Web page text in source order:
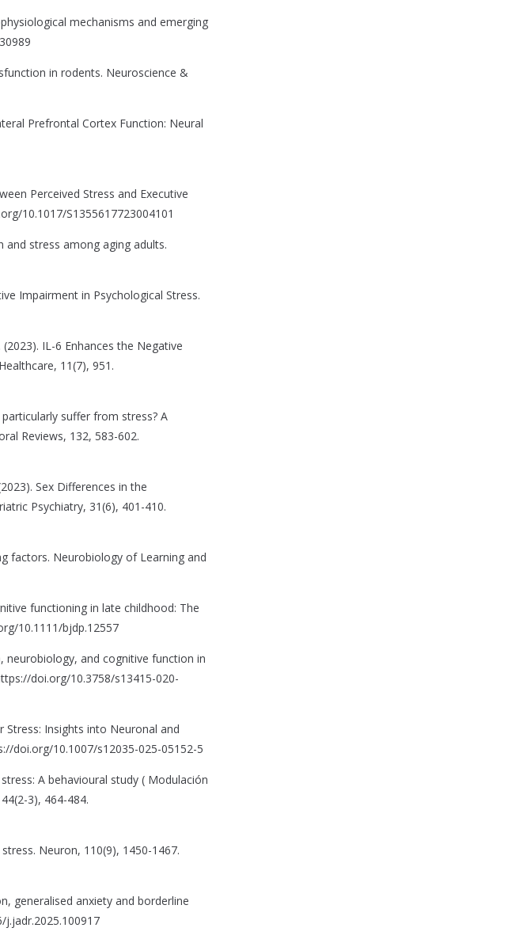
mechanisms and emerging
in rodents. Neuroscience &
Prefrontal Cortex Function: Neural
Perceived Stress and Executive
10.1017/S1355617723004101
and stress among aging adults.
Impairment in Psychological Stress.
IL-6 Enhances the Negative
11(7), 951.
suffer from stress? A
Reviews, 132, 583-602.
Sex Differences in the
Psychiatry, 31(6), 401-410.
factors. Neurobiology of Learning and
functioning in late childhood: The
10.1111/bjdp.12557
neurobiology, and cognitive function in
doi.org/10.3758/s13415-020-
Stress: Insights into Neuronal and
doi.org/10.1007/s12035-025-05152-5
A behavioural study ( Modulación
3), 464-484.
Neuron, 110(9), 1450-1467.
generalised anxiety and borderline